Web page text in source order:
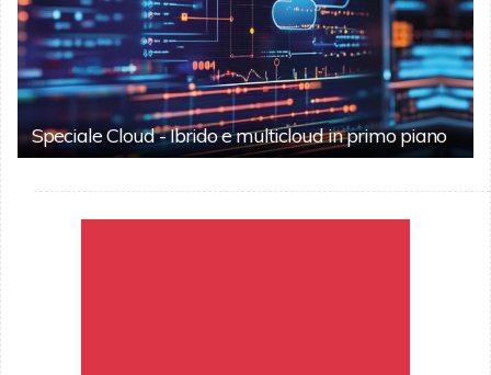
Speciale Cloud - Ibrido e multicloud in primo piano